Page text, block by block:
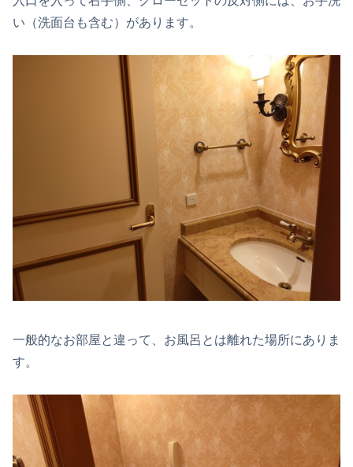
い（洗面台も含む）があります。
一般的なお部屋と違って、お風呂とは離れた場所にありま
す。